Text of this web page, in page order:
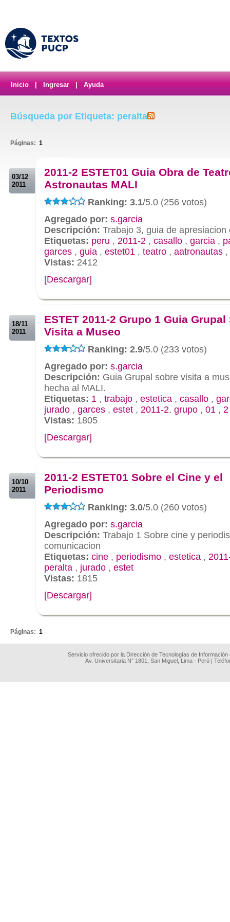
Inicio Ingresar Ayuda
Búsqueda por Etiqueta: peralta
Páginas: 1
03/12
2011
2011-2 ESTET01 Guia Obra de
Astronautas MALI
Ranking: 3.1/5.0 (256 votos)
Agregado por: s.garcia
Descripción: Trabajo 3, guia de apresiacion
Etiquetas: peru , 2011-2 , casallo , garcia ,
garces , guia , estet01 , teatro , aatronautas ,
Vistas: 2412
[Descargar]
18/11
2011
ESTET 2011-2 Grupo 1 Guia Grupal
Visita a Museo
Ranking: 2.9/5.0 (233 votos)
Agregado por: s.garcia
Descripción: Guia Grupal sobre visita a
hecha al MALI.
Etiquetas: 1 , trabajo , estetica , casallo ,
jurado , garces , estet , 2011-2. grupo , 01 , 2
Vistas: 1805
[Descargar]
10/10
2011
2011-2 ESTET01 Sobre el Cine y el
Periodismo
Ranking: 3.0/5.0 (260 votos)
Agregado por: s.garcia
Descripción: Trabajo 1 Sobre cine y
comunicacion
Etiquetas: cine , periodismo , estetica ,
peralta , jurado , estet
Vistas: 1815
[Descargar]
Páginas: 1
Servicio ofrecido por la Dirección de Tecnologías de
Av. Universitaria N° 1801, San Miguel, Lima - Perú |